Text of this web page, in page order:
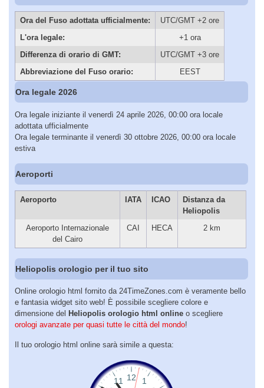
Ora del Fuso adottata ufficialmente:
UTC/GMT +2 ore
L'ora legale:
+1 ora
Differenza di orario di GMT:
UTC/GMT +3 ore
Abbreviazione del Fuso orario:
EEST
Ora legale 2026
Ora legale iniziante il venerdì 24 aprile 2026, 00:00 ora locale
adottata ufficialmente
Ora legale terminante il venerdì 30 ottobre 2026, 00:00 ora locale
estiva
Aeroporti
Aeroporto IATA ICAO
Distanza da
Heliopolis
Aeroporto Internazionale
del Cairo
CAI HECA 2 km
Heliopolis orologio per il tuo sito
Online orologio html fornito da 24TimeZones.com è veramente bello
e fantasia widget sito web! È possibile scegliere colore e
dimensione del Heliopolis orologio html online o scegliere
orologi avanzate per quasi tutte le città del mondo!
Il tuo orologio html online sarà simile a questa: